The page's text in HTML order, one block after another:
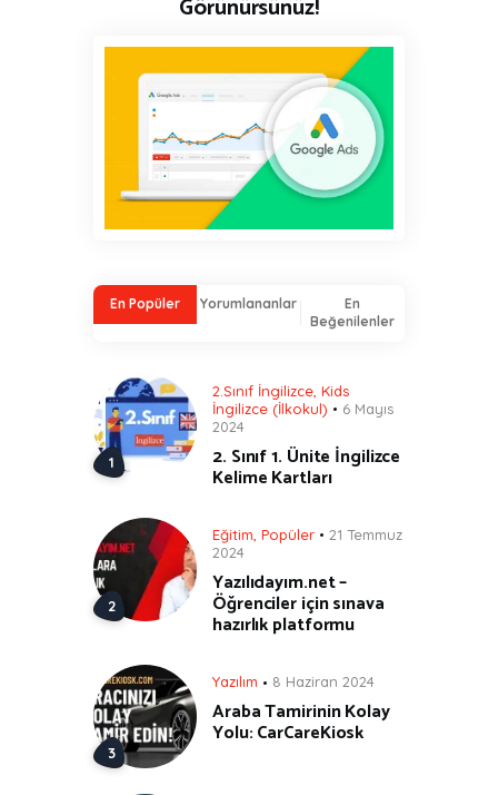
Görünürsünüz!
En Popüler Yorumlananlar
En
Beğenilenler
2.Sınıf İngilizce Kids
İngilizce (İlkokul)
6 Mayıs
2024
2. Sınıf 1. Ünite İngilizce
Kelime Kartları
Eğitim Popüler
21 Temmuz
2024
Yazılıdayım.net –
Öğrenciler için sınava
hazırlık platformu
Yazılım 8 Haziran 2024
Araba Tamirinin Kolay
Yolu: CarCareKiosk